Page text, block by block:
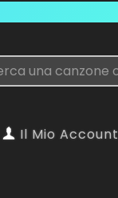
Il Mio Account